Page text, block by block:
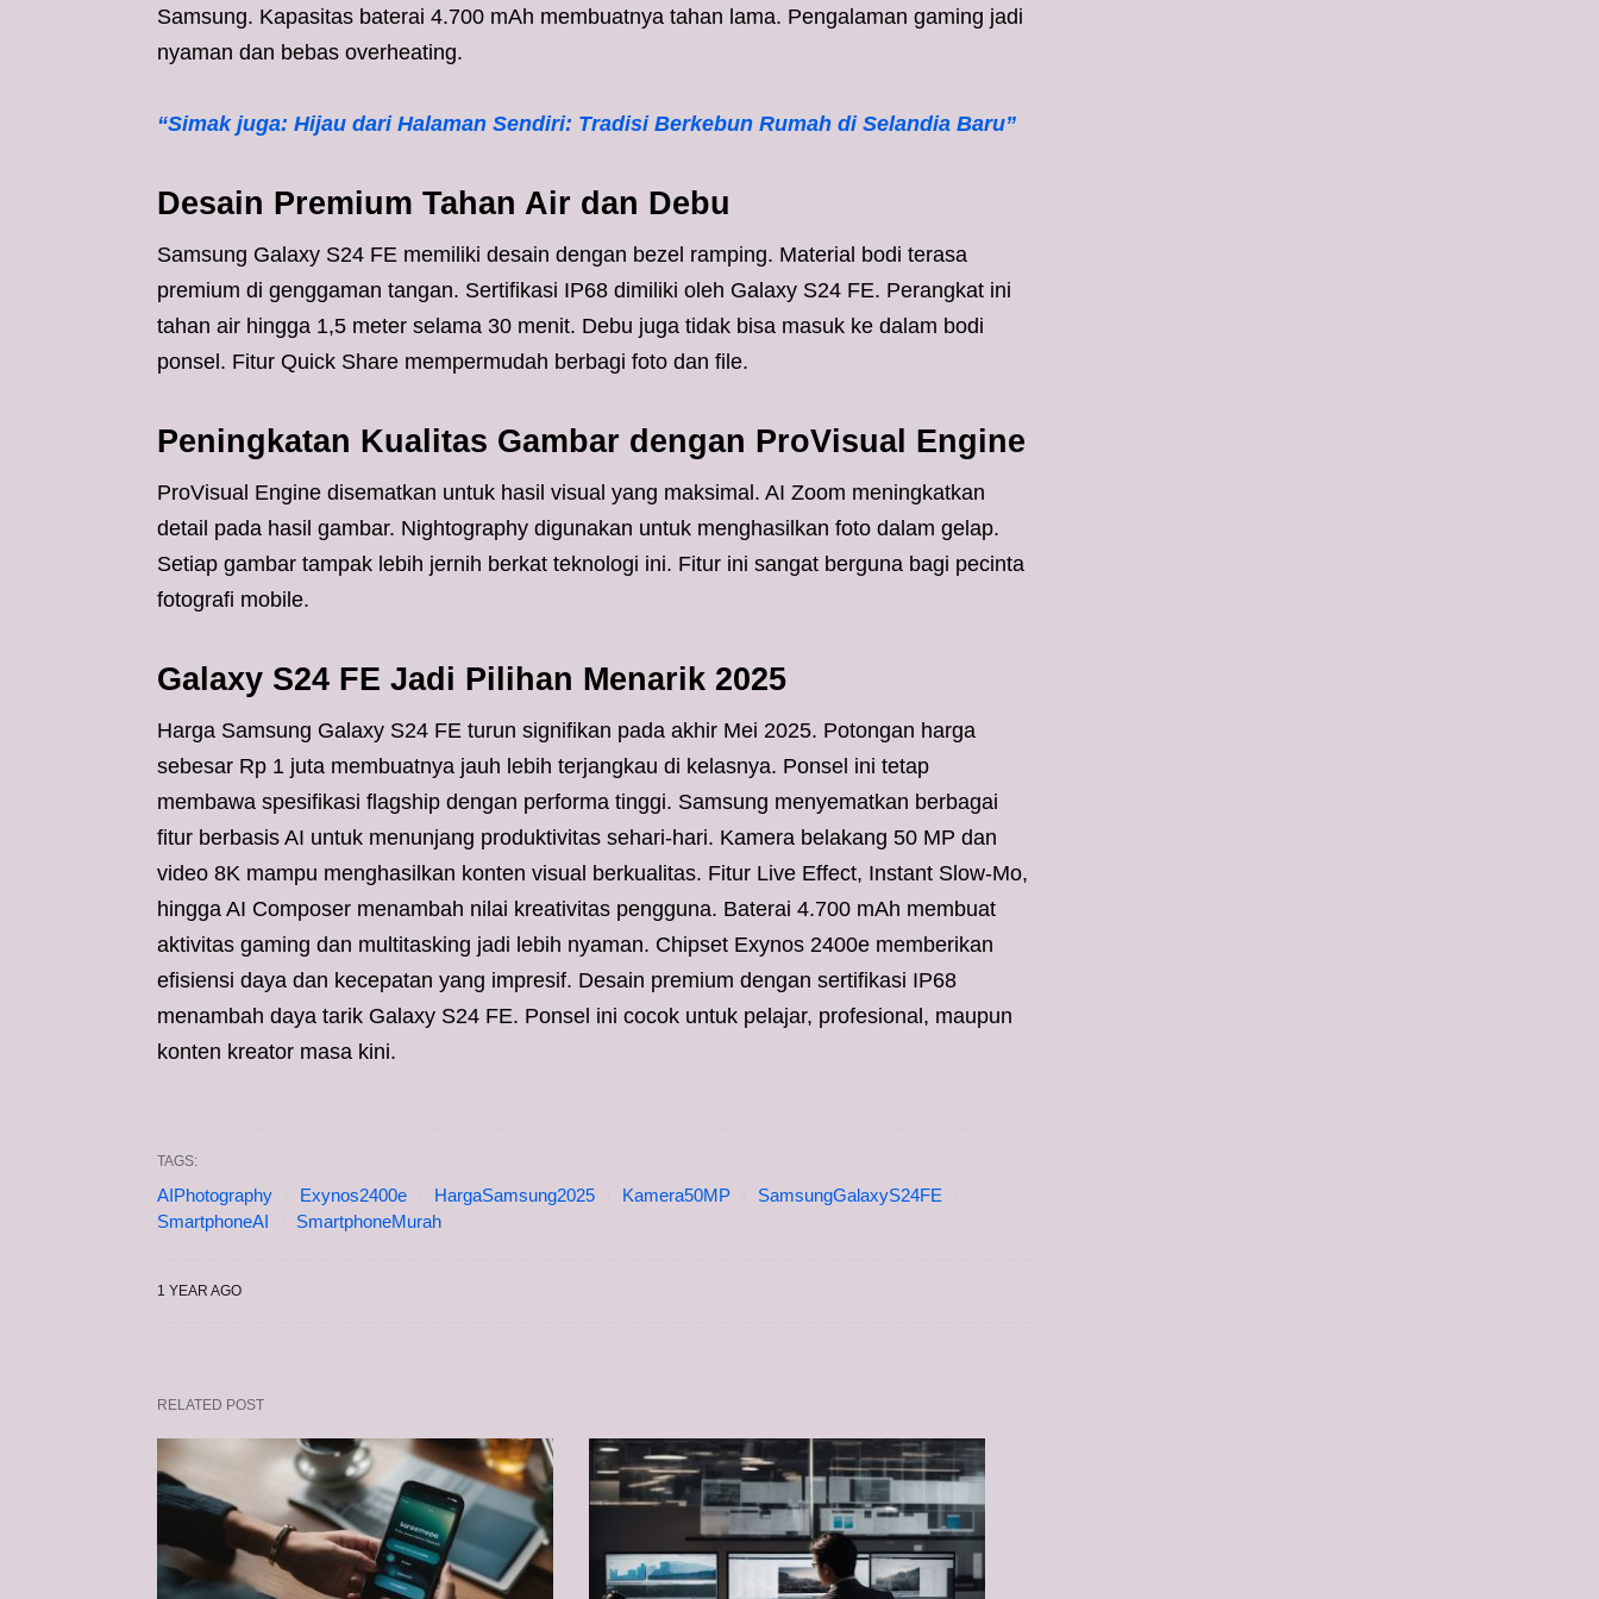
Samsung. Kapasitas baterai 4.700 mAh membuatnya tahan lama. Pengalaman gaming jadi
nyaman dan bebas overheating.
“Simak juga: Hijau dari Halaman Sendiri: Tradisi Berkebun Rumah di Selandia Baru”
Desain Premium Tahan Air dan Debu
Samsung Galaxy S24 FE memiliki desain dengan bezel ramping. Material bodi terasa
premium di genggaman tangan. Sertifikasi IP68 dimiliki oleh Galaxy S24 FE. Perangkat ini
tahan air hingga 1,5 meter selama 30 menit. Debu juga tidak bisa masuk ke dalam bodi
ponsel. Fitur Quick Share mempermudah berbagi foto dan file.
Peningkatan Kualitas Gambar dengan ProVisual Engine
ProVisual Engine disematkan untuk hasil visual yang maksimal. AI Zoom meningkatkan
detail pada hasil gambar. Nightography digunakan untuk menghasilkan foto dalam gelap.
Setiap gambar tampak lebih jernih berkat teknologi ini. Fitur ini sangat berguna bagi pecinta
fotografi mobile.
Galaxy S24 FE Jadi Pilihan Menarik 2025
Harga Samsung Galaxy S24 FE turun signifikan pada akhir Mei 2025. Potongan harga
sebesar Rp 1 juta membuatnya jauh lebih terjangkau di kelasnya. Ponsel ini tetap
membawa spesifikasi flagship dengan performa tinggi. Samsung menyematkan berbagai
fitur berbasis AI untuk menunjang produktivitas sehari-hari. Kamera belakang 50 MP dan
video 8K mampu menghasilkan konten visual berkualitas. Fitur Live Effect, Instant Slow-Mo,
hingga AI Composer menambah nilai kreativitas pengguna. Baterai 4.700 mAh membuat
aktivitas gaming dan multitasking jadi lebih nyaman. Chipset Exynos 2400e memberikan
efisiensi daya dan kecepatan yang impresif. Desain premium dengan sertifikasi IP68
menambah daya tarik Galaxy S24 FE. Ponsel ini cocok untuk pelajar, profesional, maupun
konten kreator masa kini.
TAGS:
AIPhotography Exynos2400e HargaSamsung2025 Kamera50MP
SamsungGalaxyS24FE
SmartphoneAI
SmartphoneMurah
1 YEAR AGO
RELATED POST